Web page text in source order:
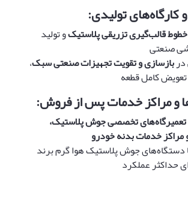
کارگاه‌های تولیدی:
قالب‌گیری تزریقی پلاستیکو تولید
صنعتی
بازسازی و تقویت تجهیزات صنعتی سبک،
تعویض کامل قطعه
و مراکز خدمات پس از فروش:
تعمیرگاه‌های تخصصی جوش پلاستیک،
مراکز خدمات بدنه خودرو
دستگاه‌های جوش پلاستیک هوا گرم برند